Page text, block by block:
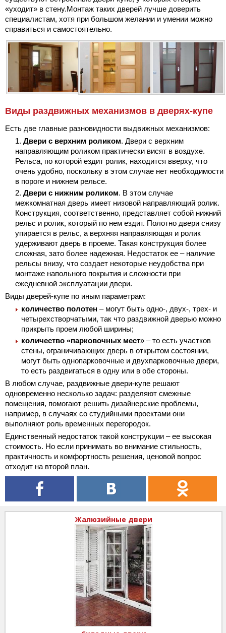
«уходит» в стену.Монтаж таких дверей лучше доверить
специалистам, хотя при большом желании и умении можно
справиться и самостоятельно.
Виды раздвижных механизмов в дверях-купе
Есть две главные разновидности выдвижных механизмов:
Двери с верхним роликом. Двери с верхним
направляющим роликом практически висят в воздухе.
Рельса, по которой ездит ролик, находится вверху, что
очень удобно, поскольку в этом случае нет необходимости
в пороге и нижнем рельсе.
Двери с нижним роликом. В этом случае
межкомнатная дверь имеет низовой направляющий ролик.
Конструкция, соответственно, представляет собой нижний
рельс и ролик, который по нем ездит. Полотно двери снизу
упирается в рельс, а верхняя направляющая и ролик
удерживают дверь в проеме. Такая конструкция более
сложная, зато более надежная. Недостаток ее – наличие
рельсы внизу, что создает некоторые неудобства при
монтаже напольного покрытия и сложности при
ежедневной эксплуатации двери.
Виды дверей-купе по иным параметрам:
количество полотен – могут быть одно-, двух-, трех- и
четырехстворчатыми, так что раздвижной дверью можно
прикрыть проем любой ширины;
количество «парковочных мест» – то есть участков
стены, ограничивающих дверь в открытом состоянии,
могут быть однопарковочные и двухпарковочные двери,
то есть раздвигаться в одну или в обе стороны.
В любом случае, раздвижные двери-купе решают
одновременно несколько задач: разделяют смежные
помещения, помогают решить дизайнерские проблемы,
например, в случаях со студийными проектами они
выполняют роль временных перегородок.
Единственный недостаток такой конструкции – ее высокая
стоимость. Но если принимать во внимание стильность,
практичность и комфортность решения, ценовой вопрос
отходит на второй план.
Жалюзийные двери